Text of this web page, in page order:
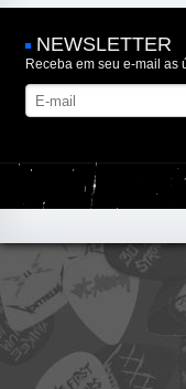
NEWSLETTER
Receba em seu e-mail as